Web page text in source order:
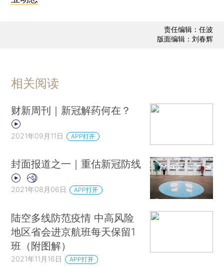
责任编辑：任波
版面编辑：刘春辉
相关阅读
财新周刊｜新冠解药何在？
2021年09月11日 APP打开
封面报道之一｜重估新冠防线
2021年08月06日 APP打开
陆空多线防范疫情 中高风险
地区省会进京航班每天保留1
班（附图解）
2021年11月16日 APP打开